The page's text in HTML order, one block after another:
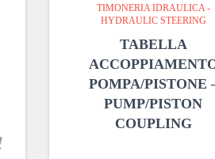
TIMONERIA IDRAULICA -
HYDRAULIC STEERING
TABELLA
POMPA/PISTONE
PUMP/PISTON
COUPLING